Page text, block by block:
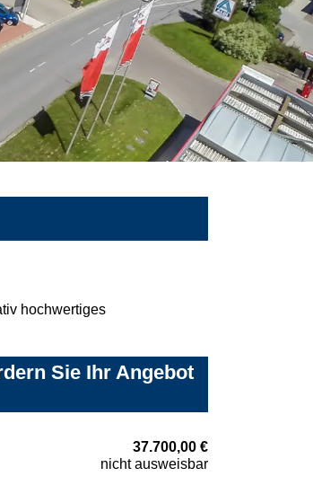
hochwertiges
Sie Ihr Angebot
37.700,00 €
nicht ausweisbar